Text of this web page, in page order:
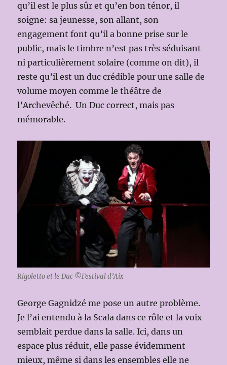
qu’il est le plus sûr et qu’en bon ténor, il
soigne: sa jeunesse, son allant, son
engagement font qu’il a bonne prise sur le
public, mais le timbre n’est pas très séduisant
ni particulièrement solaire (comme on dit), il
reste qu’il est un duc crédible pour une salle de
volume moyen comme le théâtre de
l’Archevêché. Un Duc correct, mais pas
mémorable.
Rigoletto et le Duc ©Festival d’Aix
George Gagnidzé me pose un autre problème.
Je l’ai entendu à la Scala dans ce rôle et la voix
semblait perdue dans la salle. Ici, dans un
espace plus réduit, elle passe évidemment
mieux, même si dans les ensembles elle ne